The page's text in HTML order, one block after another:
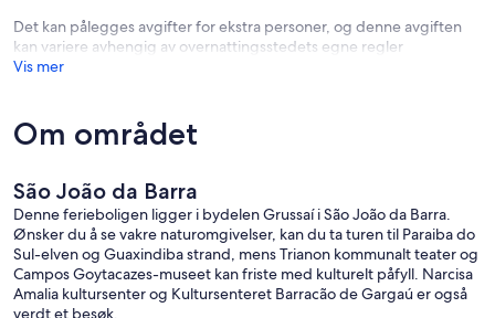
Det kan pålegges avgifter for ekstra personer, og denne avgiften
kan variere avhengig av overnattingsstedets egne regler
Vis mer
Om området
São João da Barra
Denne ferieboligen ligger i bydelen Grussaí i São João da Barra.
Ønsker du å se vakre naturomgivelser, kan du ta turen til Paraiba do
Sul-elven og Guaxindiba strand, mens Trianon kommunalt teater og
Campos Goytacazes-museet kan friste med kulturelt påfyll. Narcisa
Amalia kultursenter og Kultursenteret Barracão de Gargaú er også
verdt et besøk.